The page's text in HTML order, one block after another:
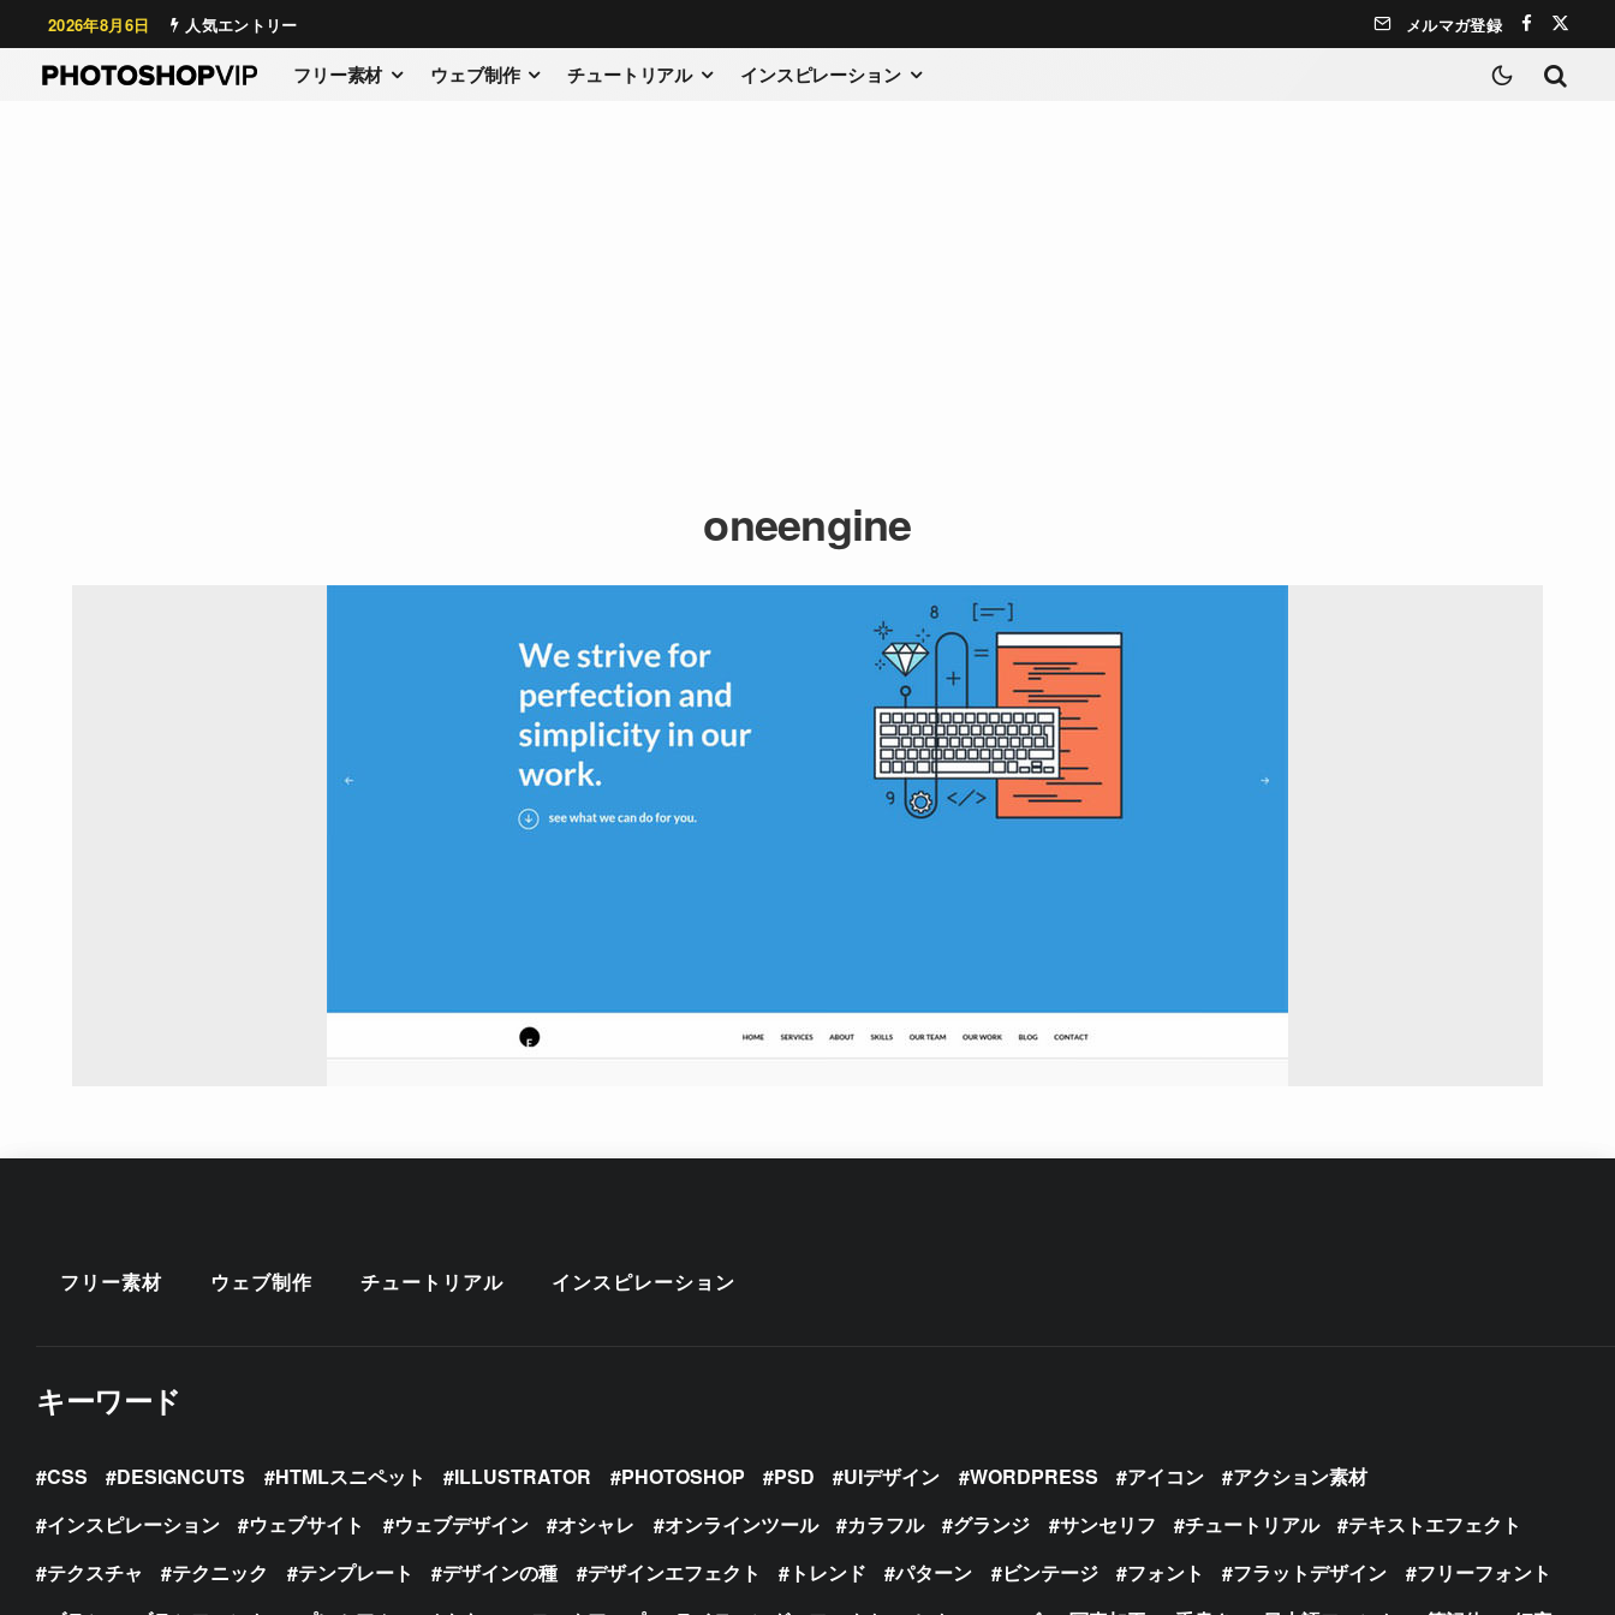
2026年8月6日 人気エントリー メルマガ登録
フリー素材 ウェブ制作 チュートリアル インスピレーション
oneengine
フリー素材 ウェブ制作 チュートリアル インスピレーション
キーワード
CSS DESIGNCUTS HTMLスニペット ILLUSTRATOR PHOTOSHOP PSD UIデザイン WORDPRESS アイコン
アクション素材
インスピレーション
ウェブサイト ウェブデザイン オシャレ オンラインツール カラフル グランジ サンセリフ チュートリアル
テキストエフェクト
テクスチャ
テクニック テンプレート デザインの種 デザインエフェクト トレンド パターン ビンテージ フォント フラットデザイン
フリーフォント